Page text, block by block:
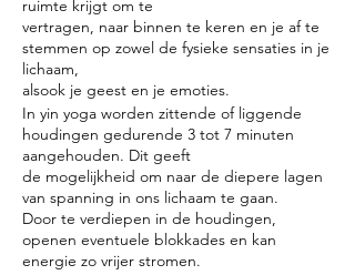
ruimte krijgt om te
vertragen, naar binnen te keren en je af te
stemmen op zowel de fysieke sensaties in je
lichaam,
alsook je geest en je emoties.
In yin yoga worden zittende of liggende
houdingen gedurende 3 tot 7 minuten
aangehouden. Dit geeft
de mogelijkheid om naar de diepere lagen
van spanning in ons lichaam te gaan.
Door te verdiepen in de houdingen,
openen eventuele blokkades en kan
energie zo vrijer stromen.